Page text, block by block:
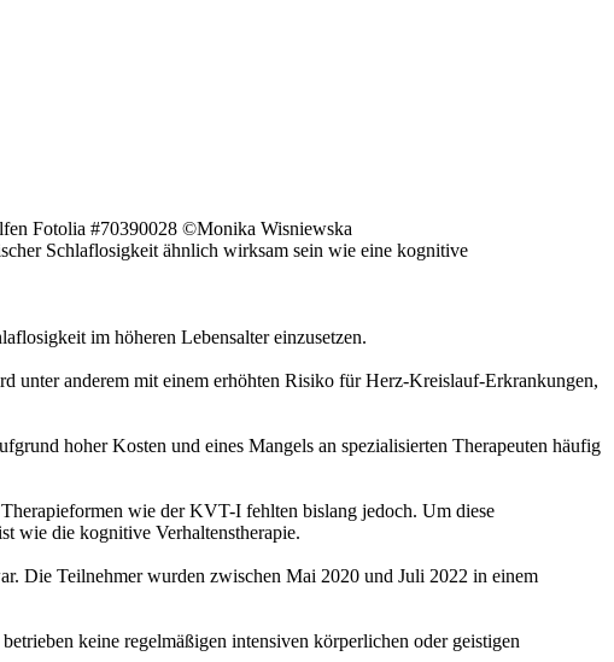
Fotolia #70390028 ©Monika Wisniewska
Schlaflosigkeit ähnlich wirksam sein wie eine kognitive
im höheren Lebensalter einzusetzen.
unter anderem mit einem erhöhten Risiko für Herz-Kreislauf-Erkrankungen,
hoher Kosten und eines Mangels an spezialisierten Therapeuten häufig
wie der KVT-I fehlten bislang jedoch. Um diese
wie die kognitive Verhaltenstherapie.
Die Teilnehmer wurden zwischen Mai 2020 und Juli 2022 in einem
keine regelmäßigen intensiven körperlichen oder geistigen